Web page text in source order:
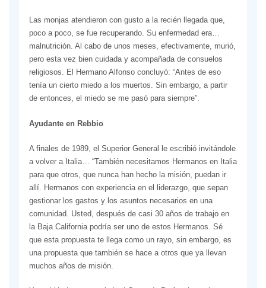
Las monjas atendieron con gusto a la recién llegada que,
poco a poco, se fue recuperando. Su enfermedad era…
malnutrición. Al cabo de unos meses, efectivamente, murió,
pero esta vez bien cuidada y acompañada de consuelos
religiosos. El Hermano Alfonso concluyó: “Antes de eso
tenía un cierto miedo a los muertos. Sin embargo, a partir
de entonces, el miedo se me pasó para siempre”.
Ayudante en Rebbio
A finales de 1989, el Superior General le escribió invitándole
a volver a Italia… “También necesitamos Hermanos en Italia
para que otros, que nunca han hecho la misión, puedan ir
allí. Hermanos con experiencia en el liderazgo, que sepan
gestionar los gastos y los asuntos necesarios en una
comunidad. Usted, después de casi 30 años de trabajo en
la Baja California podría ser uno de estos Hermanos. Sé
que esta propuesta te llega como un rayo, sin embargo, es
una propuesta que también se hace a otros que ya llevan
muchos años de misión.